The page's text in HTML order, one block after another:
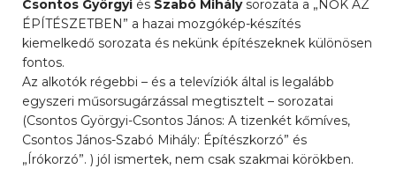
Csontos Györgyi és Szabó Mihálysorozata a „NŐK AZ
ÉPÍTÉSZETBEN” a hazai mozgókép-készítés
kiemelkedő sorozata és nekünk építészeknek különösen
fontos.
Az alkotók régebbi – és a televíziók által is legalább
egyszeri műsorsugárzással megtisztelt – sorozatai
(Csontos Györgyi-Csontos János: A tizenkét kőmíves,
Csontos János-Szabó Mihály: Építészkorzó” és
„Írókorzó”. ) jól ismertek, nem csak szakmai körökben.